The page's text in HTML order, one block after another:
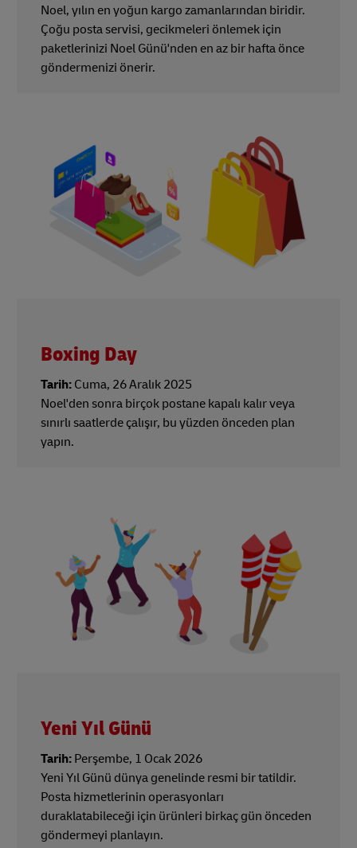
Noel, yılın en yoğun kargo zamanlarından biridir.
Çoğu posta servisi, gecikmeleri önlemek için
paketlerinizi Noel Günü'nden en az bir hafta önce
göndermenizi önerir.
Boxing Day
Tarih: Cuma, 26 Aralık 2025
Noel'den sonra birçok postane kapalı kalır veya
sınırlı saatlerde çalışır, bu yüzden önceden plan
yapın.
Yeni Yıl Günü
Tarih: Perşembe, 1 Ocak 2026
Yeni Yıl Günü dünya genelinde resmi bir tatildir.
Posta hizmetlerinin operasyonları
duraklatabileceği için ürünleri birkaç gün önceden
göndermeyi planlayın.